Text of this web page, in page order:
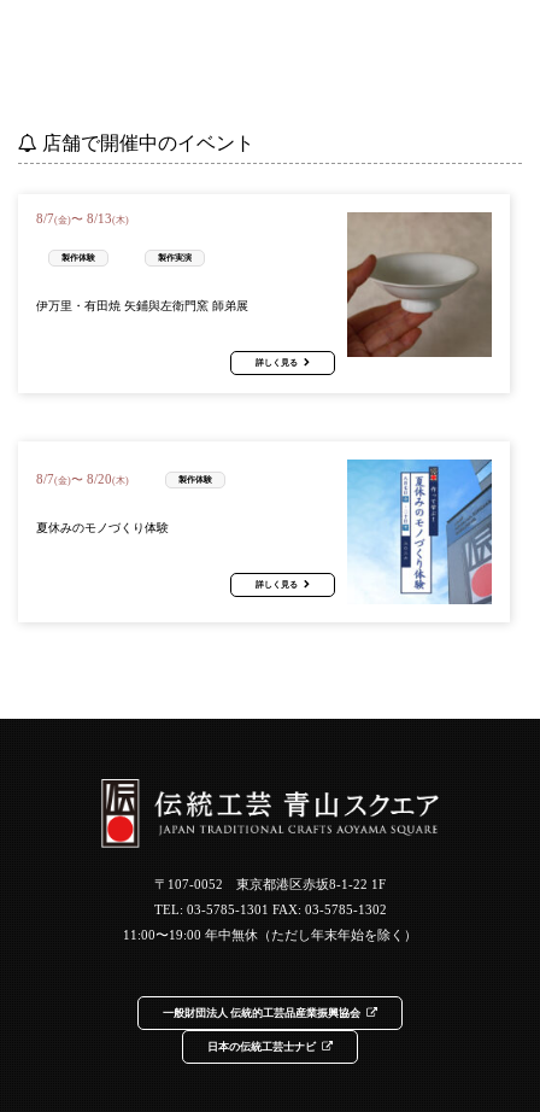
店舗で開催中のイベント
8/7(金)〜 8/13(木)
製作体験 製作実演
伊万里・有田焼 矢鋪與左衛門窯 師弟展
詳しく見る
8/7(金)〜 8/20(木) 製作体験
夏休みのモノづくり体験
詳しく見る
〒107-0052 東京都港区赤坂8-1-22 1F
TEL: 03-5785-1301 FAX: 03-5785-1302
11:00〜19:00 年中無休（ただし年末年始を除く）
一般財団法人 伝統的工芸品産業振興協会
日本の伝統工芸士ナビ